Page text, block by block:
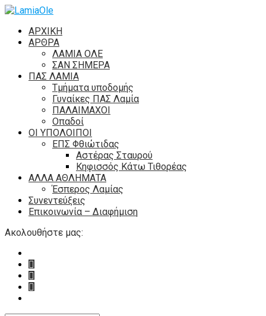
ΑΡΧΙΚΗ
ΑΡΘΡΑ
ΛΑΜΙΑ ΟΛΕ
ΣΑΝ ΣΗΜΕΡΑ
ΠΑΣ ΛΑΜΙΑ
Τμήματα υποδομής
Γυναίκες ΠΑΣ Λαμία
ΠΑΛΑΙΜΑΧΟΙ
Οπαδοί
ΟΙ ΥΠΟΛΟΙΠΟΙ
ΕΠΣ Φθιώτιδας
Αστέρας Σταυρού
Κηφισσός Κάτω Τιθορέας
ΑΛΛΑ ΑΘΛΗΜΑΤΑ
Έσπερος Λαμίας
Συνεντεύξεις
Επικοινωνία – Διαφήμιση
Ακολουθήστε μας: